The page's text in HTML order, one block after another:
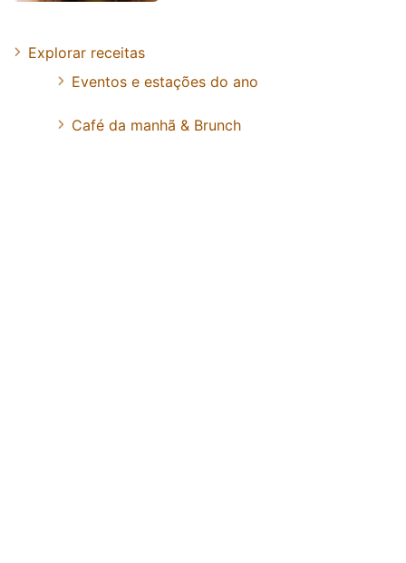
Explorar receitas
Eventos e estações do ano
Café da manhã & Brunch